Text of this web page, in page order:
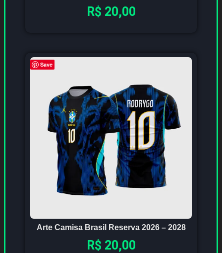
R$ 20,00
Save
Arte Camisa Brasil Reserva 2026 – 2028
R$ 20,00